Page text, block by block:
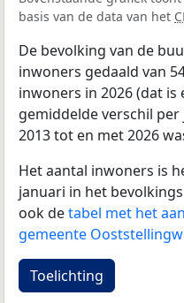
basis van de data van het
De bevolking van de
inwoners gedaald van
inwoners in 2026 (dat is
gemiddelde verschil
2013 tot en met 2026
Het aantal inwoners is
januari in het
ook detabel met het
gemeente
Toelichting